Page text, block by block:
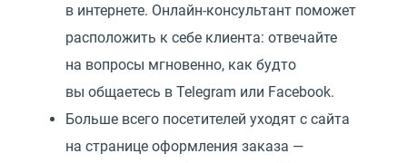
в интернете. Онлайн-консультант поможет
расположить к себе клиента: отвечайте
на вопросы мгновенно, как будто
вы общаетесь в Telegram или Facebook.
Больше всего посетителей уходят с сайта
на странице оформления заказа —